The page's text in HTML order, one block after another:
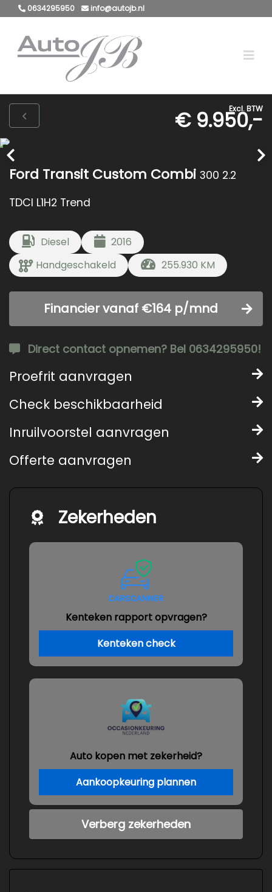
0634295950 info@autojb.nl
Excl. BTW
€ 9.950,-
Ford Transit Custom Combi 300 2.2
TDCI L1H2 Trend
Diesel
2016
Handgeschakeld
255.930 KM
Financier vanaf €164 p/mnd
Direct contact opnemen? Bel 0634295950!
Proefrit aanvragen
Check beschikbaarheid
Inruilvoorstel aanvragen
Offerte aanvragen
Zekerheden
Kenteken rapport opvragen?
Kenteken check
Auto kopen met zekerheid?
Aankoopkeuring plannen
Verberg zekerheden